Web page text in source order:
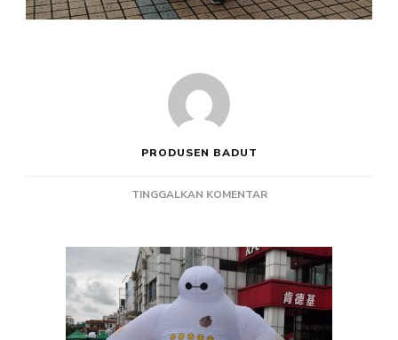
PRODUSEN BADUT
TINGGALKAN KOMENTARPADA
MASKOT
MURAH
KARAKTER
BAYMAX